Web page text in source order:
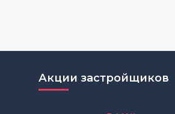
Акции застройщиков